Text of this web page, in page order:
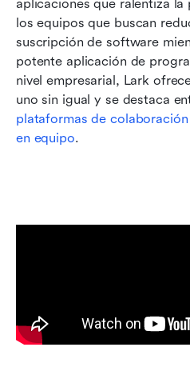
aplicaciones que ralentiza
los equipos que buscan
suscripción de software
potente aplicación de
nivel empresarial, Lark
plataformas de
en equipo.